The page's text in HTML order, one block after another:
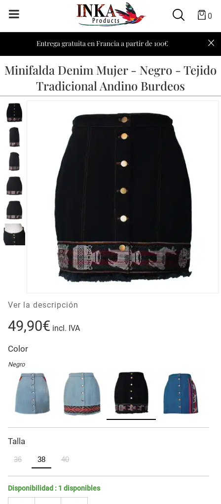
0
Entrega gratuita en Francia a partir de 100€
Minifalda Denim Mujer - Negro - Tejido
Tradicional Andino Burdeos
Ver la descripción
49,90€ incl. IVA
Color
Negro
Talla
36 38 40
Disponibilidad : 1 disponibles